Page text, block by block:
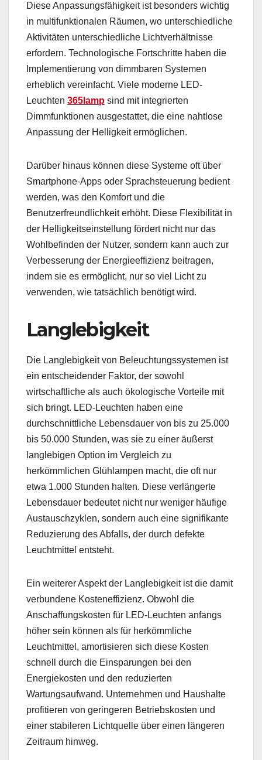
Diese Anpassungsfähigkeit ist besonders wichtig
in multifunktionalen Räumen, wo unterschiedliche
Aktivitäten unterschiedliche Lichtverhältnisse
erfordern. Technologische Fortschritte haben die
Implementierung von dimmbaren Systemen
erheblich vereinfacht. Viele moderne LED-
Leuchten 365lamp sind mit integrierten
Dimmfunktionen ausgestattet, die eine nahtlose
Anpassung der Helligkeit ermöglichen.
Darüber hinaus können diese Systeme oft über
Smartphone-Apps oder Sprachsteuerung bedient
werden, was den Komfort und die
Benutzerfreundlichkeit erhöht. Diese Flexibilität in
der Helligkeitseinstellung fördert nicht nur das
Wohlbefinden der Nutzer, sondern kann auch zur
Verbesserung der Energieeffizienz beitragen,
indem sie es ermöglicht, nur so viel Licht zu
verwenden, wie tatsächlich benötigt wird.
Langlebigkeit
Die Langlebigkeit von Beleuchtungssystemen ist
ein entscheidender Faktor, der sowohl
wirtschaftliche als auch ökologische Vorteile mit
sich bringt. LED-Leuchten haben eine
durchschnittliche Lebensdauer von bis zu 25.000
bis 50.000 Stunden, was sie zu einer äußerst
langlebigen Option im Vergleich zu
herkömmlichen Glühlampen macht, die oft nur
etwa 1.000 Stunden halten. Diese verlängerte
Lebensdauer bedeutet nicht nur weniger häufige
Austauschzyklen, sondern auch eine signifikante
Reduzierung des Abfalls, der durch defekte
Leuchtmittel entsteht.
Ein weiterer Aspekt der Langlebigkeit ist die damit
verbundene Kosteneffizienz. Obwohl die
Anschaffungskosten für LED-Leuchten anfangs
höher sein können als für herkömmliche
Leuchtmittel, amortisieren sich diese Kosten
schnell durch die Einsparungen bei den
Energiekosten und den reduzierten
Wartungsaufwand. Unternehmen und Haushalte
profitieren von geringeren Betriebskosten und
einer stabileren Lichtquelle über einen längeren
Zeitraum hinweg.